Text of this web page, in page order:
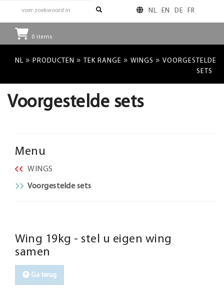
NL EN DE FR
0 items
NL » PRODUCTEN » TEK RANGE » WINGS » VOORGESTELDE
SETS
Voorgestelde sets
Menu
WINGS
Voorgestelde sets
Wing 19kg - stel u eigen wing
samen
Ga terug